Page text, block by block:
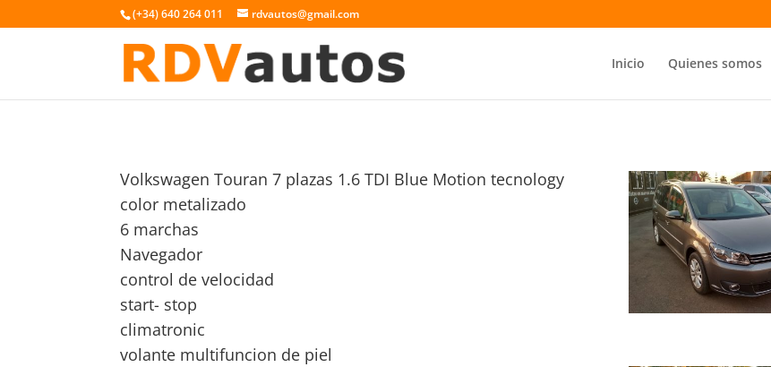
(+34) 640 264 011 rdvautos@gmail.com
Inicio Quienes somos
Volkswagen Touran 7 plazas 1.6 TDI Blue Motion tecnology
color metalizado
6 marchas
Navegador
control de velocidad
start- stop
climatronic
volante multifuncion de piel